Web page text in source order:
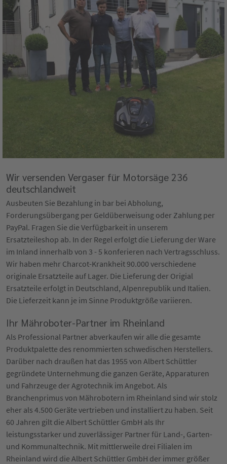
Wir versenden Vergaser für Motorsäge 236
deutschlandweit
Ausbeuten Sie Bezahlung in bar bei Abholung,
Forderungsübergang per Geldüberweisung oder Zahlung per
PayPal. Fragen Sie die Verfügbarkeit in unserem
Ersatzteileshop ab. In der Regel erfolgt die Lieferung der Ware
im Inland innerhalb von 3 - 5 konferieren nach Vertragsschluss.
Wir haben mehr Charcot-Krankheit 90.000 verschiedene
originale Ersatzteile auf Lager. Die Lieferung der Origial
Ersatzteile erfolgt in Deutschland, Alpenrepublik und Italien.
Die Lieferzeit kann je im Sinne Produktgröße variieren.
Ihr Mähroboter-Partner im Rheinland
Als Professional Partner abverkaufen wir alle die gesamte
Produktpalette des renommierten schwedischen Herstellers.
Darüber nach draußen hat das 1955 von Albert Schüttler
gegründete Unternehmung die ganzen Geräte, Apparaturen
und Fahrzeuge der Agrotechnik im Angebot. Als
Branchenprimus von Mährobotern im Rheinland sind wir stolz
eher als 4.500 Geräte vertrieben und installiert zu haben. Seit
60 Jahren gilt die Albert Schüttler GmbH als Ihr
leistungsstarker und zuverlässiger Partner für Land-, Garten-
und Kommunaltechnik. Mit mittlerweile drei Filialen im
Rheinland wird die Albert Schüttler GmbH der immer größer